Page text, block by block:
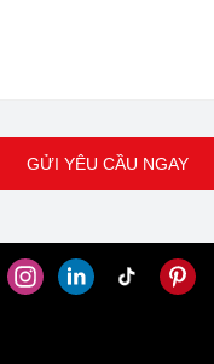
GỬI YÊU CẦU NGAY